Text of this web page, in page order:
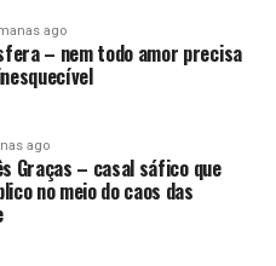
ago
– nem todo amor precisa
ago
Graças – casal sáfico que
no meio do caos das